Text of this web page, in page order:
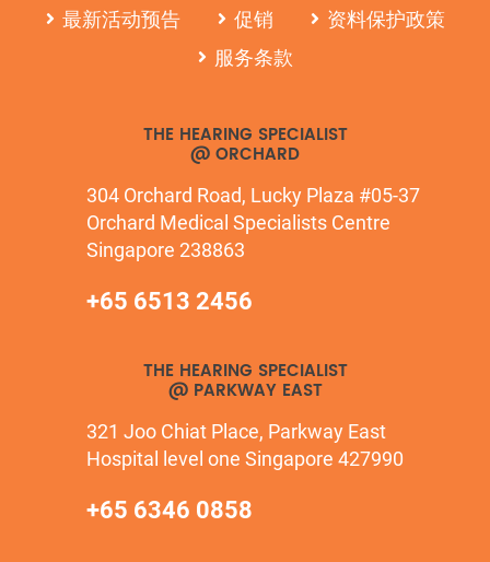
最新活动预告
促销
资料保护政策
服务条款
THE HEARING SPECIALIST
@ ORCHARD
304 Orchard Road, Lucky Plaza #05-37
Orchard Medical Specialists Centre
Singapore 238863
+65 6513 2456
THE HEARING SPECIALIST
@ PARKWAY EAST
321 Joo Chiat Place, Parkway East
Hospital level one Singapore 427990
+65 6346 0858